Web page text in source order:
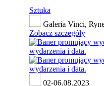
Sztuka
Galeria Vinci,
Zobacz szczegóły
02-06.08.2023